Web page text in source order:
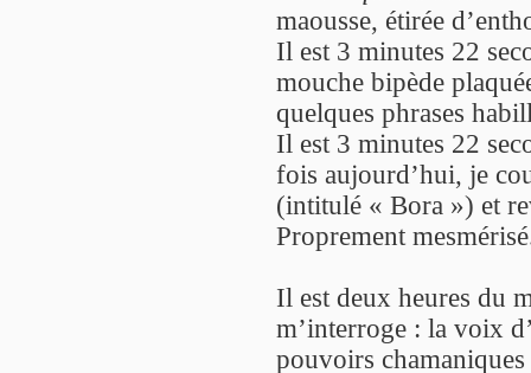
maousse, étirée
Il est 3 minutes 22
mouche bipède
quelques phrases
Il est 3 minutes 22
fois aujourd’hui, je
(intitulé « Bora ») et
Proprement
Il est deux heures du
m’interroge : la voix
pouvoirs